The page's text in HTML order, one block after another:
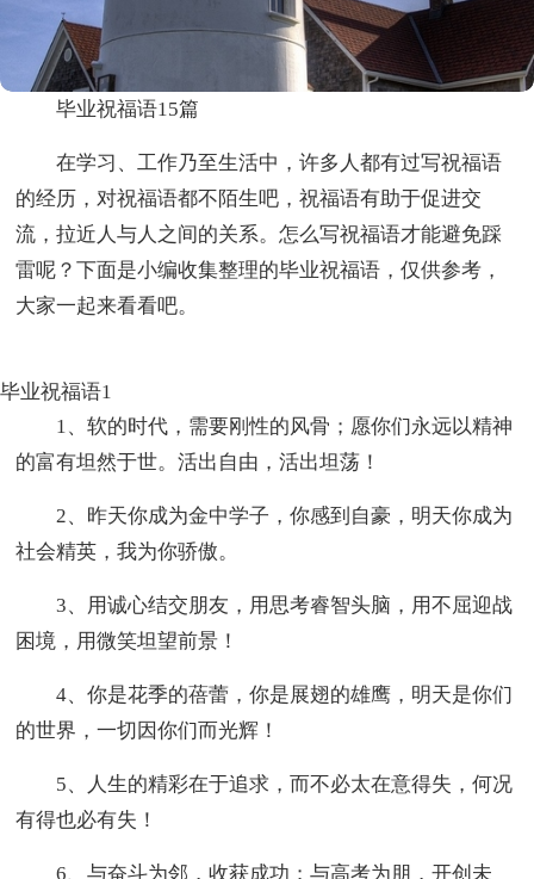
毕业祝福语15篇
在学习、工作乃至生活中，许多人都有过写祝福语
的经历，对祝福语都不陌生吧，祝福语有助于促进交
流，拉近人与人之间的关系。怎么写祝福语才能避免踩
雷呢？下面是小编收集整理的毕业祝福语，仅供参考，
大家一起来看看吧。
毕业祝福语1
1、软的时代，需要刚性的风骨；愿你们永远以精神
的富有坦然于世。活出自由，活出坦荡！
2、昨天你成为金中学子，你感到自豪，明天你成为
社会精英，我为你骄傲。
3、用诚心结交朋友，用思考睿智头脑，用不屈迎战
困境，用微笑坦望前景！
4、你是花季的蓓蕾，你是展翅的雄鹰，明天是你们
的世界，一切因你们而光辉！
5、人生的精彩在于追求，而不必太在意得失，何况
有得也必有失！
6、与奋斗为邻，收获成功；与高考为朋，开创未